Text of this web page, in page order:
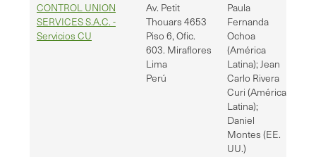
CONTROL UNION
SERVICES S.A.C. -
Servicios CU
Av. Petit
Thouars 4653
Piso 6, Ofic.
603. Miraflores
Lima
Perú
Paula
Fernanda
Ochoa
(América
Latina); Jean
Carlo Rivera
Curi (América
Latina);
Daniel
Montes (EE.
UU.)